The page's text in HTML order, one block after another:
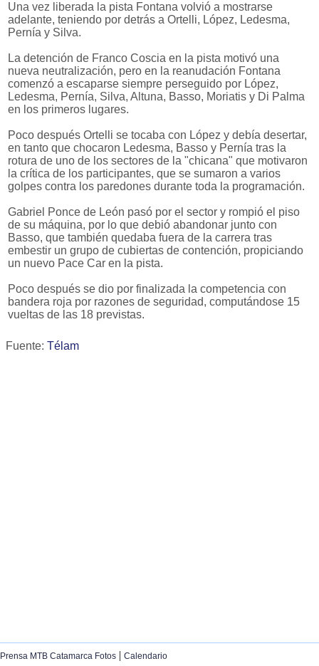
Una vez liberada la pista Fontana volvió a mostrarse
adelante, teniendo por detrás a Ortelli, López, Ledesma,
Pernía y Silva.
La detención de Franco Coscia en la pista motivó una
nueva neutralización, pero en la reanudación Fontana
comenzó a escaparse siempre perseguido por López,
Ledesma, Pernía, Silva, Altuna, Basso, Moriatis y Di Palma
en los primeros lugares.
Poco después Ortelli se tocaba con López y debía desertar,
en tanto que chocaron Ledesma, Basso y Pernía tras la
rotura de uno de los sectores de la "chicana" que motivaron
la crítica de los participantes, que se sumaron a varios
golpes contra los paredones durante toda la programación.
Gabriel Ponce de León pasó por el sector y rompió el piso
de su máquina, por lo que debió abandonar junto con
Basso, que también quedaba fuera de la carrera tras
embestir un grupo de cubiertas de contención, propiciando
un nuevo Pace Car en la pista.
Poco después se dio por finalizada la competencia con
bandera roja por razones de seguridad, computándose 15
vueltas de las 18 previstas.
Fuente: Télam
Prensa MTB Catamarca Fotos | Calendario